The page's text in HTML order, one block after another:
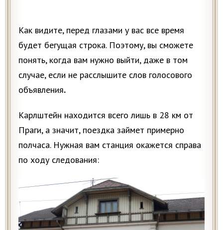
Как видите, перед глазами у вас все время
будет бегущая строка. Поэтому, вы сможете
понять, когда вам нужно выйти, даже в том
случае, если не расслышите слов голосового
объявления.
Карлштейн находится всего лишь в 28 км от
Праги, а значит, поездка займет примерно
полчаса. Нужная вам станция окажется справа
по ходу следования: